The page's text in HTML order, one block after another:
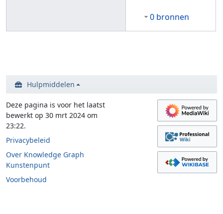
0 bronnen
Hulpmiddelen
Deze pagina is voor het laatst
bewerkt op 30 mrt 2024 om
23:22.
Privacybeleid
Over Knowledge Graph
Kunstenpunt
Voorbehoud